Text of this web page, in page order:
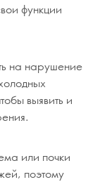
функции
на нарушение
выявить и
или почки
поэтому